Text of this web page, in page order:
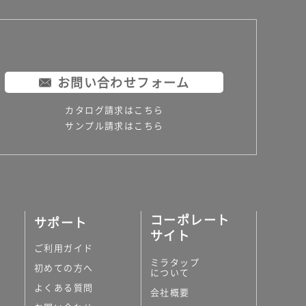
お問い合わせフォーム
カタログ請求はこちら
サンプル請求はこちら
サポート
ご利用ガイド
初めての方へ
よくある質問
コーポレート
サイト
ミラタップ
について
会社概要